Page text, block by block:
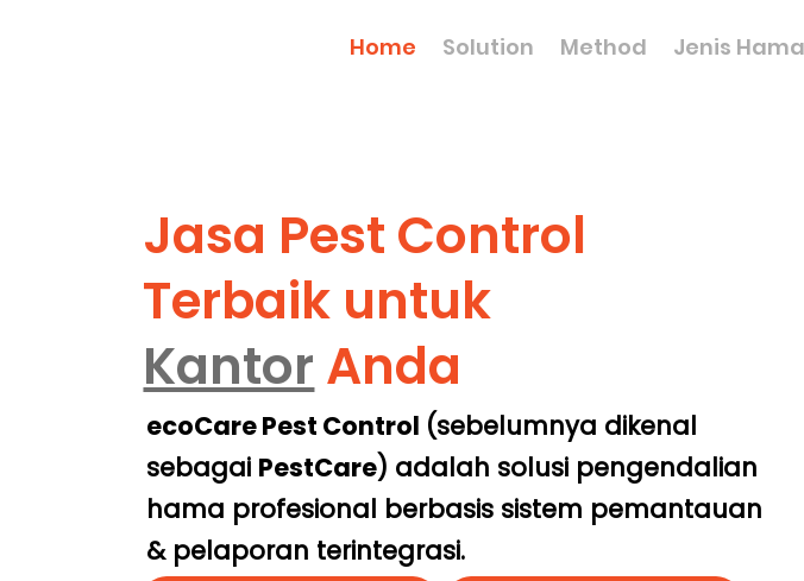
Home Solution Method Jenis Hama
ecoCare Pest Control (sebelumnya dikenal
sebagai PestCare) adalah solusi pengendalian
hama profesional berbasis sistem pemantauan
& pelaporan terintegrasi.
Jasa Pest Control
Terbaik untuk
Kantor Anda